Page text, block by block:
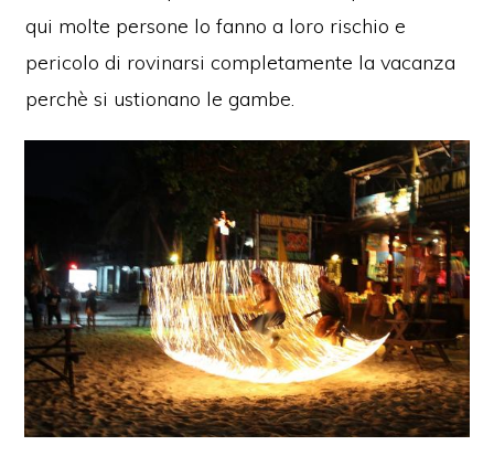
qui molte persone lo fanno a loro rischio e
pericolo di rovinarsi completamente la vacanza
perchè si ustionano le gambe.